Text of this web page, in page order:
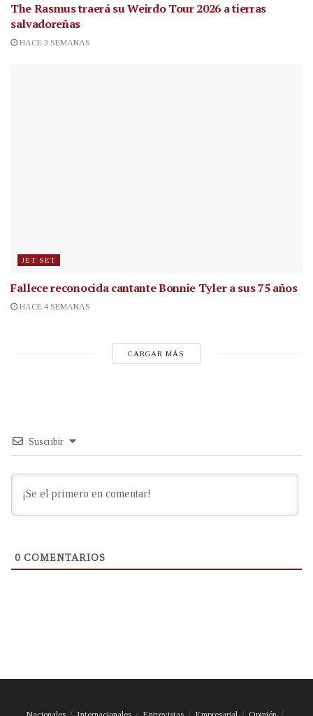
The Rasmus traerá su Weirdo Tour 2026 a tierras
salvadoreñas
HACE 3 SEMANAS
JET SET
Fallece reconocida cantanteBonnie Tyler a sus 75 años
HACE 4 SEMANAS
CARGAR MÁS
Suscribir
0 COMENTARIOS